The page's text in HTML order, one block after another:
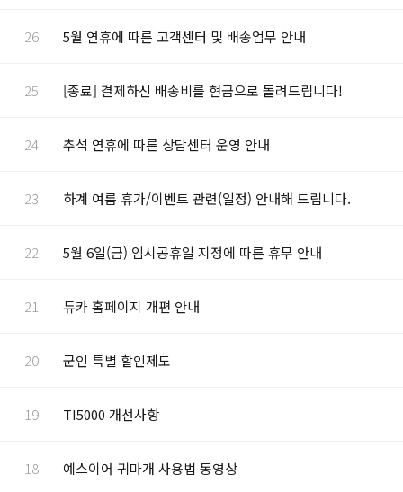
26 5월 연휴에 따른 고객센터 및 배송업무 안내
25 [종료] 결제하신 배송비를 현금으로 돌려드립니다!
24 추석 연휴에 따른 상담센터 운영 안내
23 하계 여름 휴가/이벤트 관련(일정) 안내해 드립니다.
22 5월 6일(금) 임시공휴일 지정에 따른 휴무 안내
21 듀카 홈페이지 개편 안내
20 군인 특별 할인제도
19 TI5000 개선사항
18 예스이어 귀마개 사용법 동영상